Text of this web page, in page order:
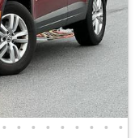
• • • • • • • • •